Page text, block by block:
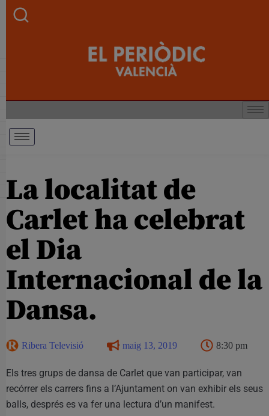
La localitat de
Carlet ha celebrat
el Dia
Internacional de la
Dansa.
Ribera Televisió maig 13, 2019 8:30 pm
Els tres grups de dansa de Carlet que van participar, van
recórrer els carrers fins a l’Ajuntament on van exhibir els seus
balls, després es va fer una lectura d’un manifest.